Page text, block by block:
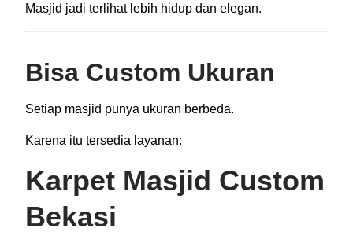
Masjid jadi terlihat lebih hidup dan elegan.
Bisa Custom Ukuran
Setiap masjid punya ukuran berbeda.
Karena itu tersedia layanan:
Karpet Masjid Custom
Bekasi